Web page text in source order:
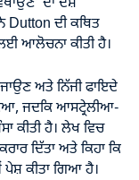
Dutton ਦੀ ਕਥਿਤ
ਆਲੋਚਨਾ ਕੀਤੀ ਹੈ।
ਅਤੇ ਨਿੱਜੀ ਫਾਇਦੇ
ਜਦਕਿ ਆਸਟ੍ਰੇਲੀਆ-
ਕੀਤੀ ਹੈ। ਲੇਖ ਵਿਚ
ਦਿੱਤਾ ਅਤੇ ਕਿਹਾ ਕਿ
ਕੀਤਾ ਗਿਆ ਹੈ।